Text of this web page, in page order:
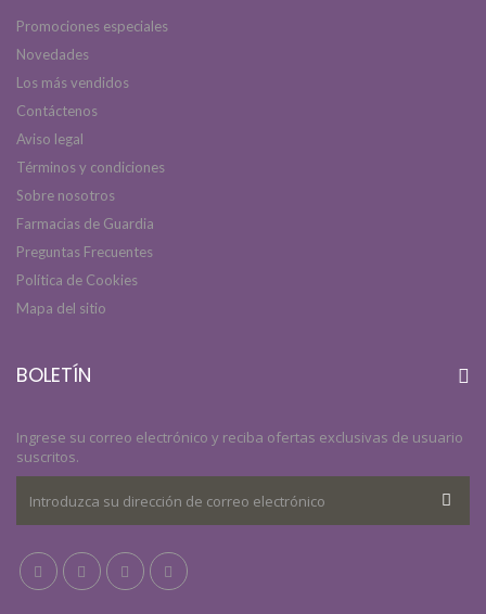
Promociones especiales
Novedades
Los más vendidos
Contáctenos
Aviso legal
Términos y condiciones
Sobre nosotros
Farmacias de Guardia
Preguntas Frecuentes
Política de Cookies
Mapa del sitio
BOLETÍN
Ingrese su correo electrónico y reciba ofertas exclusivas de usuario
suscritos.